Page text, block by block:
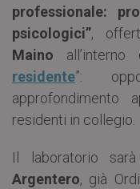
professionale:
psicologici”,
Maino
residente”:
approfondimento
residenti in collegio.
Il laboratorio
Argentero, già